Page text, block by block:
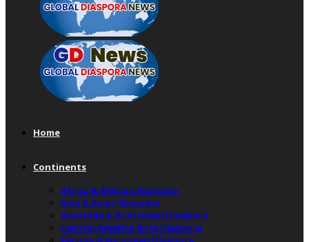
Home
Continents
Africa & African Diaspora
Asia & Asian Diaspora
Australia & Australian Diaspora
Central America & Its Diaspora